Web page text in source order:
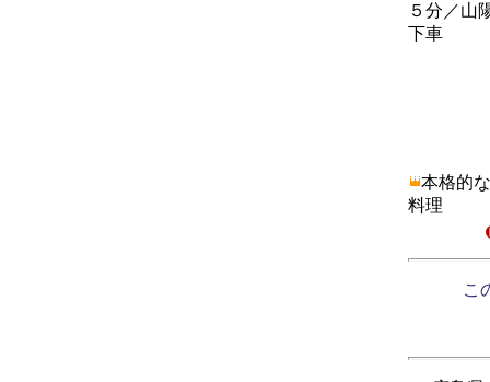
５分／山
下車
本格的
料理
こ